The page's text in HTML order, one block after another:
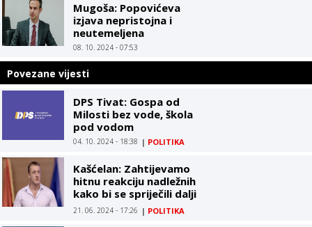
Mugoša: Popovićeva
izjava nepristojna i
neutemeljena
08. 10. 2024 - 07:53
Povezane vijesti
DPS Tivat: Gospa od
Milosti bez vode, škola
pod vodom
04. 10. 2024 - 18:38 | POLITIKA
Kašćelan: Zahtijevamo
hitnu reakciju nadležnih
kako bi se spriječili dalji
prekidi u snabdijevanju
električnom energijom
21. 06. 2024 - 17:26 | POLITIKA